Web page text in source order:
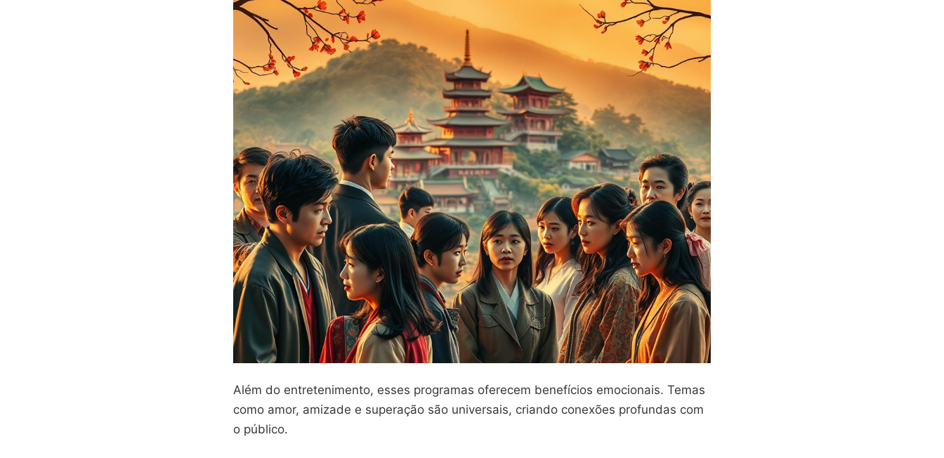
Além do entretenimento, esses programas oferecem benefícios emocionais. Temas
como amor, amizade e superação são universais, criando conexões profundas com
o público.